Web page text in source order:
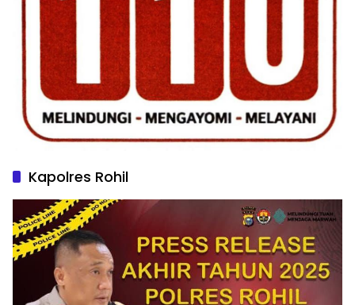
Kapolres Rohil